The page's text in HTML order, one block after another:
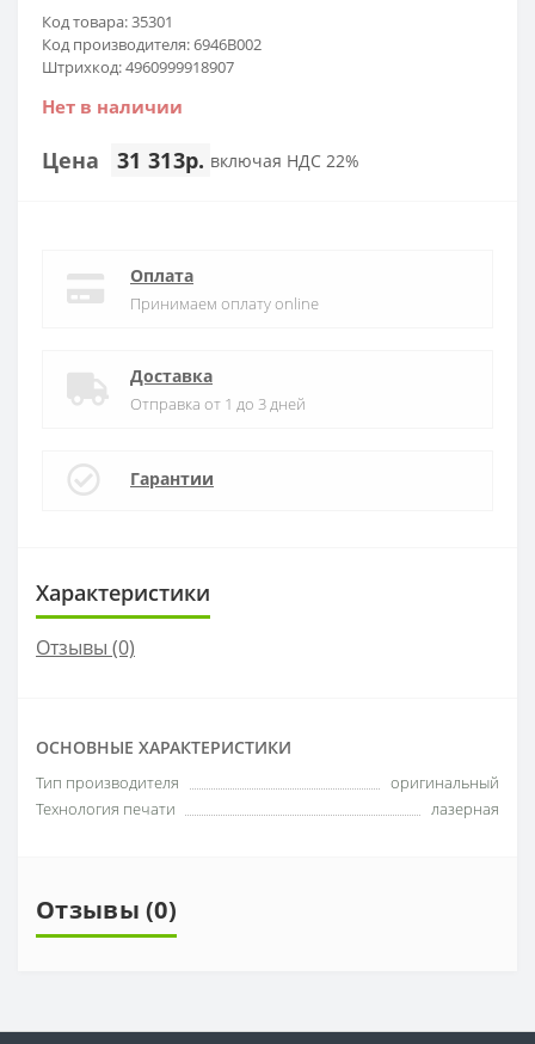
Код товара: 35301
Код производителя: 6946B002
Штрихкод: 4960999918907
Нет в наличии
Цена 31 313р. включая НДС 22%
Оплата
Принимаем оплату online
Доставка
Отправка от 1 до 3 дней
Гарантии
Характеристики
Отзывы (0)
ОСНОВНЫЕ ХАРАКТЕРИСТИКИ
Тип производителя
оригинальный
Технология печати
лазерная
Отзывы (0)